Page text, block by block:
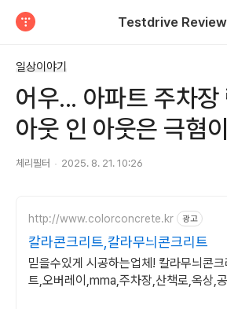
Testdrive
일상이야기
어우... 아파트 주차장
아웃 인 아웃은 극혐
체리필터 2025. 8. 21. 10:26
http://www.colorconcrete.kr 광고
칼라콘크리트,칼라무늬콘크리트
믿을수있게 시공하는업체! 칼라무늬콘크
트,오버레이,mma,주차장,산책로,옥상,